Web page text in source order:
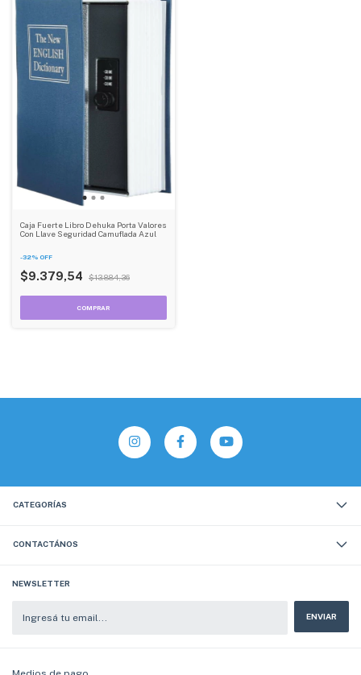
Caja Fuerte Libro Dehuka Porta Valores
Con Llave Seguridad Camuflada Azul
-32% OFF
$9.379,54 $13.884,36
CATEGORÍAS
CONTACTÁNOS
NEWSLETTER